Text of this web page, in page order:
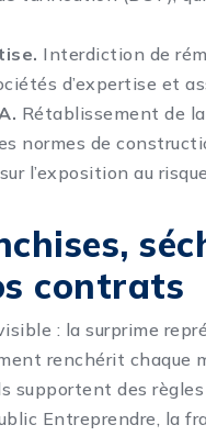
Interdiction de
d’expertise et
Rétablissement de
normes de
l’exposition au
contrats
: la surprime
renchérit chaque
supportent des
Entreprendre, la